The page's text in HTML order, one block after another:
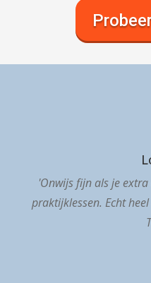
'Onwijs fijn als je
praktijklessen. Echt